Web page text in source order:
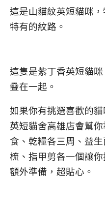
這是山貓紋英短貓咪
特有的紋路。
這隻是紫丁香英短貓
疊在一起。
如果你有挑選喜歡的
英短貓舍高雄店會幫
食、乾糧各三周、益
梳、指甲剪各一個讓
額外準備，超貼心。